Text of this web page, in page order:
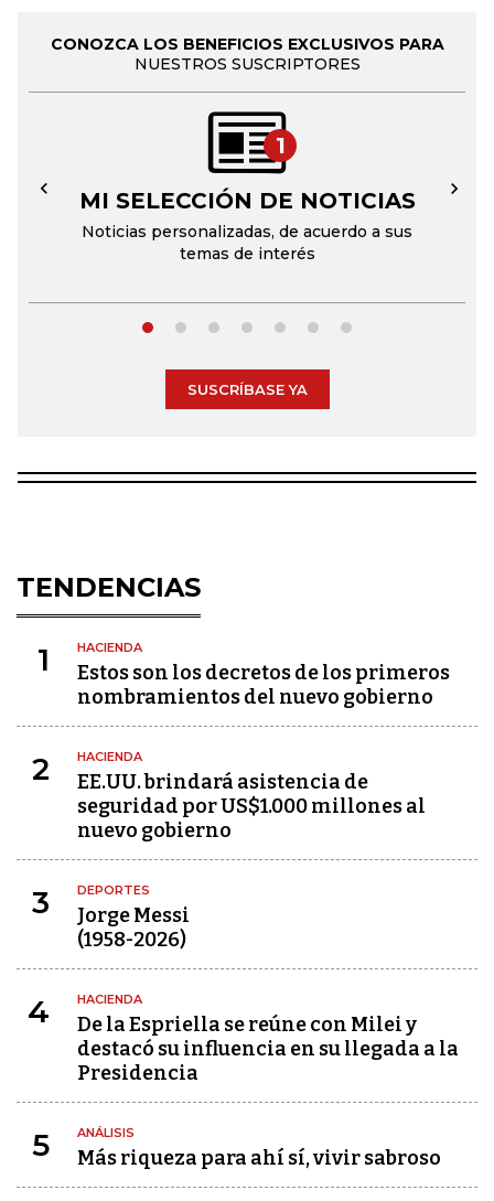
CONOZCA LOS BENEFICIOS EXCLUSIVOS PARA
NUESTROS SUSCRIPTORES
1
MI SELECCIÓN DE NOTICIAS
Noticias personalizadas, de acuerdo a sus
temas de interés
← →
SUSCRÍBASE YA
TENDENCIAS
1 HACIENDA
Estos son los decretos de los primeros
nombramientos del nuevo gobierno
2 HACIENDA
EE.UU. brindará asistencia de
seguridad por US$1.000 millones al
nuevo gobierno
3 DEPORTES
Jorge Messi
(1958-2026)
4 HACIENDA
De la Espriella se reúne con Milei y
destacó su influencia en su llegada a la
Presidencia
5 ANÁLISIS
Más riqueza para ahí sí, vivir sabroso